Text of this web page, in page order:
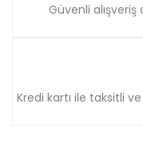
Güvenli alışveriş
Kredi kartı ile taksitli